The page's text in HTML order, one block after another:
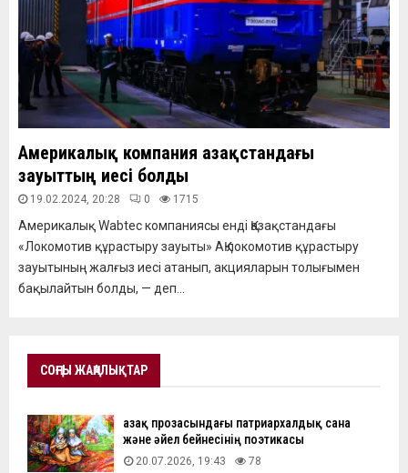
Америкалық компания Қазақстандағы
зауыттың иесі болды
19.02.2024, 20:28 0 1715
Америкалық Wabtec компаниясы енді Қазақстандағы
«Локомотив құрастыру зауыты» АҚ локомотив құрастыру
зауытының жалғыз иесі атанып, акцияларын толығымен
бақылайтын болды, — деп...
СОҢҒЫ ЖАҢАЛЫҚТАР
Қазақ прозасындағы патриархалдық сана
және әйел бейнесінің поэтикасы
20.07.2026, 19:43 78